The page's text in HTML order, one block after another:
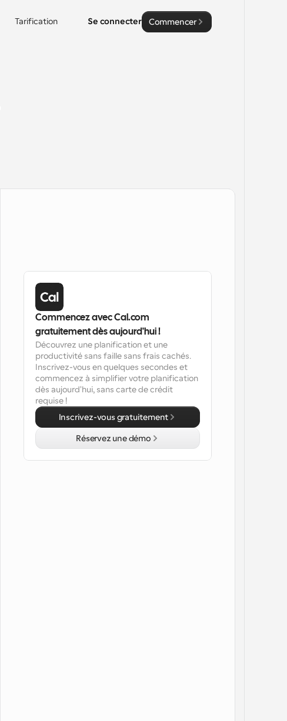
Tarification Se connecter Commencer
Commencez avec Cal.com
gratuitement dès aujourd'hui !
Découvrez une planification et une
productivité sans faille sans frais cachés.
Inscrivez-vous en quelques secondes et
commencez à simplifier votre planification
dès aujourd'hui, sans carte de crédit
requise !
Inscrivez-vous gratuitement
Réservez une démo